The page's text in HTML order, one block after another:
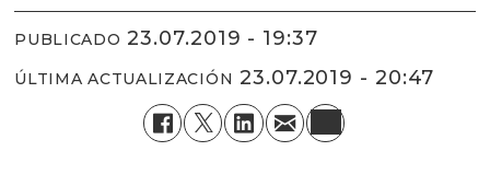
PUBLICADO 23.07.2019 - 19:37
ÚLTIMA ACTUALIZACIÓN 23.07.2019 - 20:47